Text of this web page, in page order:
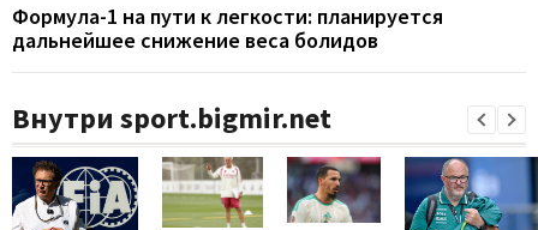
Формула-1 на пути к легкости: планируется
дальнейшее снижение веса болидов
Внутри sport.bigmir.net